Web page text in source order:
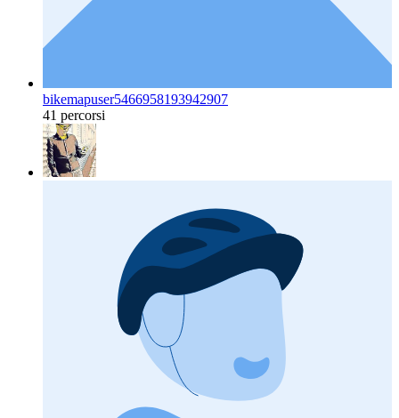
bikemapuser5466958193942907
41 percorsi